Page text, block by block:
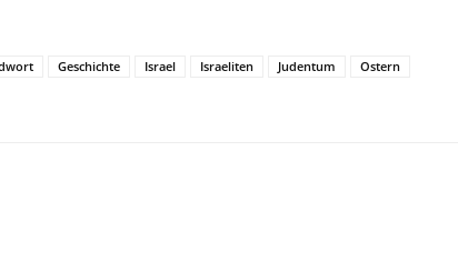
Geschichte Israel Israeliten Judentum
Ostern